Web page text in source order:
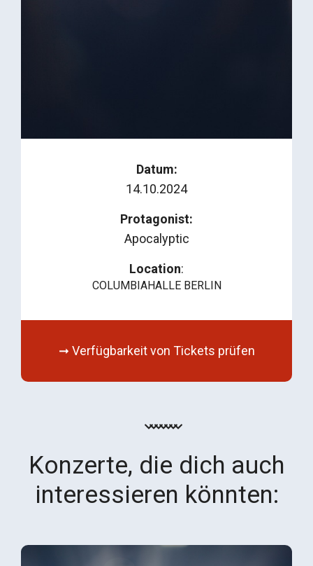
Datum:
14.10.2024
Protagonist:
Apocalyptic
Location:
COLUMBIAHALLE BERLIN
➞ Verfügbarkeit von Tickets prüfen
Konzerte, die dich auch
interessieren könnten: